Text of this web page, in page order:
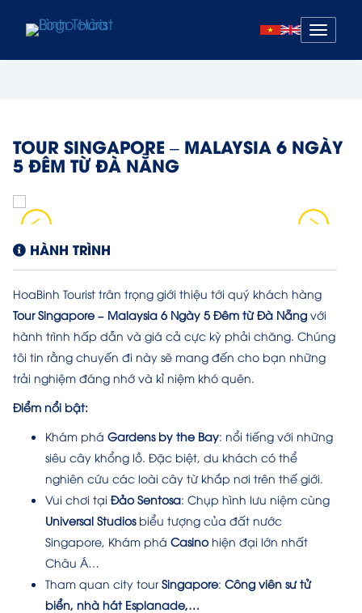
Mở
menu
TOUR SINGAPORE – MALAYSIA 6 NGÀY
5 ĐÊM TỪ ĐÀ NẴNG
HÀNH TRÌNH
HoaBinh Tourist trân trọng giới thiệu tới quý khách hàng
Tour Singapore – Malaysia 6 Ngày 5 Đêm từ Đà Nẵng với
hành trình hấp dẫn và giá cả cực kỳ phải chăng. Chúng
tôi tin rằng chuyến đi này sẽ mang đến cho bạn những
trải nghiệm đáng nhớ và kỉ niệm khó quên.
Điểm nổi bật:
Khám phá Gardens by the Bay: nổi tiếng với những
siêu cây khổng lồ. Đặc biệt, du khách có thể
nghiên cứu các loài cây từ khắp nơi trên thế giới.
Vui chơi tại Đảo Sentosa: Chụp hình lưu niệm cùng
Universal Studios biểu tượng của đất nước
Singapore, Khám phá Casinohiện đại lớn nhất
Châu Á…
Tham quan city tour Singapore: Công viên sư tử
biển, nhà hát Esplanade,…